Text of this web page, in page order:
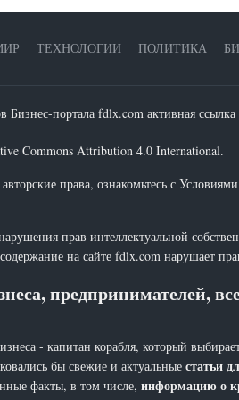
ТЕХНОЛОГИИ ПОЛИТИКА
портала fdlx.com активная ссылка
Commons Attribution 4.0 International.
права, ознакомьтесь с
прав интеллектуальной
на сайте fdlx.com нарушает
предпринимателей,
- капитан корабля, который
бы свежие и актуальные статьи
факты, в том числе, информацию о